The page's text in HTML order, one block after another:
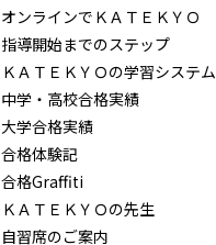
オンラインでＫＡＴＥＫＹＯ
指導開始までのステップ
ＫＡＴＥＫＹＯの学習システム
中学・高校合格実績
大学合格実績
合格体験記
合格Graffiti
ＫＡＴＥＫＹＯの先生
自習席のご案内